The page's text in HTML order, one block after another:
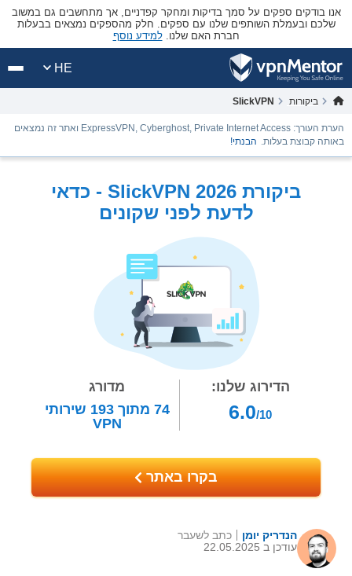
אנו בודקים ספקים על סמך בדיקות ומחקר קפדניים, אך מתחשבים גם במשוב
שלכם ובעמלת השותפים שלנו עם ספקים. חלק מהספקים נמצאים בבעלות
חברת האם שלנו.למידע נוסף
HE
ביקורות SlickVPN
הערת העורך: ExpressVPN, Cyberghost, Private Internet Access ואתר זה נמצאים
באותה קבוצת בעלות. הבנתי!
ביקורת SlickVPN 2026 - כדאי
לדעת לפני שקונים
הדירוג שלנו:
6.0/10
מדורג
74 מתוך193 שירותי
VPN
בקרו באתר
הנדריק יומן
עודכן ב 22.05.2025
כתב לשעבר